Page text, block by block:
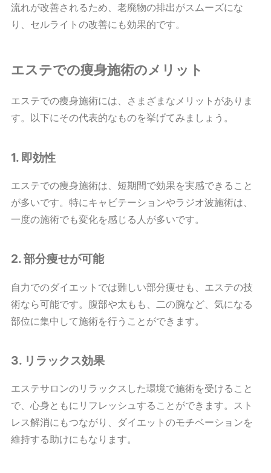
流れが改善されるため、老廃物の排出がスムーズにな
り、セルライトの改善にも効果的です。
エステでの痩身施術のメリット
エステでの痩身施術には、さまざまなメリットがありま
す。以下にその代表的なものを挙げてみましょう。
1. 即効性
エステでの痩身施術は、短期間で効果を実感できること
が多いです。特にキャビテーションやラジオ波施術は、
一度の施術でも変化を感じる人が多いです。
2. 部分痩せが可能
自力でのダイエットでは難しい部分痩せも、エステの技
術なら可能です。腹部や太もも、二の腕など、気になる
部位に集中して施術を行うことができます。
3. リラックス効果
エステサロンのリラックスした環境で施術を受けること
で、心身ともにリフレッシュすることができます。スト
レス解消にもつながり、ダイエットのモチベーションを
維持する助けにもなります。